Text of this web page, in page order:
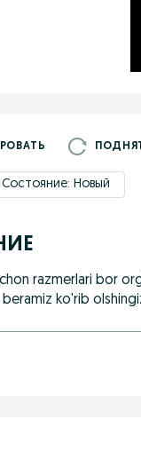
Состояние: Новый
razmerlari bor
ko'rib